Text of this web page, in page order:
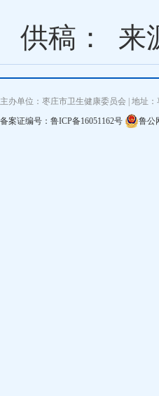
供稿： 来
主办单位：枣庄市卫生健康委员会 | 地址
备案证编号：鲁ICP备16051162号
鲁公